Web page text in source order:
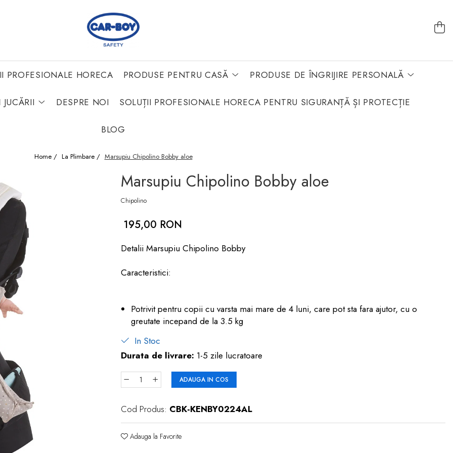
PROFESIONALE HORECA PRODUSE PENTRU CASĂ PRODUSE DE ÎNGRIJIRE PERSONALĂ
JUCĂRII DESPRE NOI SOLUȚII PROFESIONALE HORECA PENTRU SIGURANȚĂ ȘI PROTECȚIE
BLOG
Home / La Plimbare / Marsupiu Chipolino Bobby aloe
Marsupiu Chipolino Bobby aloe
Chipolino
195,00 RON
Detalii Marsupiu Chipolino Bobby
Caracteristici:
Potrivit pentru copii cu varsta mai mare de 4 luni, care pot sta fara ajutor, cu o
greutate incepand de la 3.5 kg
In Stoc
Durata de livrare: 1-5 zile lucratoare
ADAUGA IN COS
Cod Produs: CBK-KENBY0224AL
Adauga la Favorite